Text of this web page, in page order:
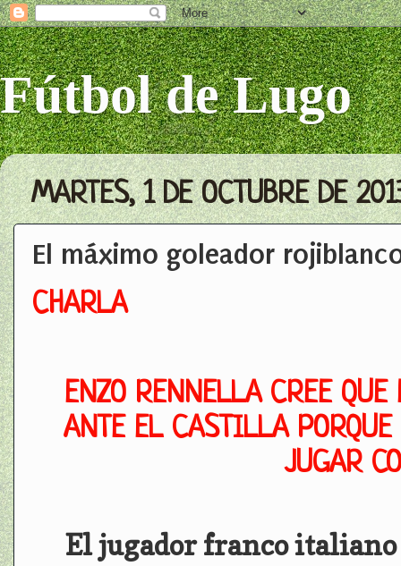
Fútbol de Lugo
MARTES, 1 DE OCTUBRE DE
El máximo goleador
CHARLA
ENZO RENNELLA CREE QUE
ANTE EL CASTILLA
JUGAR
El jugador franco italiano